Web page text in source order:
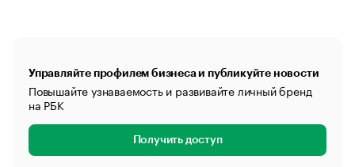
Управляйте профилем бизнеса и публикуйте новости
Повышайте узнаваемость и развивайте личный бренд
на РБК
Получить доступ